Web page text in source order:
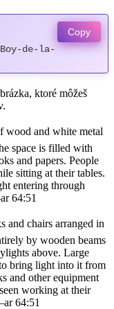
de-la-
Copy
ktoré môžeš
wood and white metal
space is filled with
and papers. People
sitting at their tables.
entering through
64:51
and chairs arranged in
by wooden beams
above. Large
bring light into it from
and other equipment
working at their
64:51